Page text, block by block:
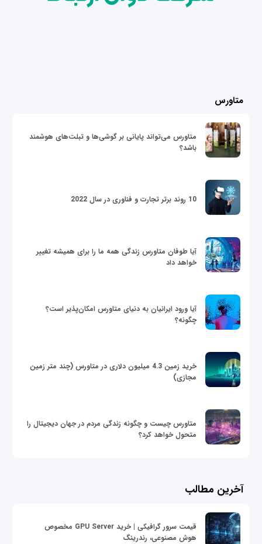
متاورس
متاورس می‌تواند پایانی بر گوشی‌ها و تبلت‌های هوشمند
باشد؟
10 روند برتر تجارت و فناوری در سال 2022
آیا طوفان متاورس زندگی همه ما را برای همیشه تغییر
خواهد داد
آیا ورود ایرانیان به دنیای متاورس امکان‌پذیر است؟
چگونه؟
خرید زمین 4.3 میلیون دلاری در متاورس (چند متر زمین
مجازی)
متاورس چیست و چگونه زندگی مردم در جهان دیجیتال را
متحول خواهد کرد؟
آخرین مطالب
قیمت سرور گرافیکی | خرید GPU Server مخصوص
هوش مصنوعی، رندرینگ